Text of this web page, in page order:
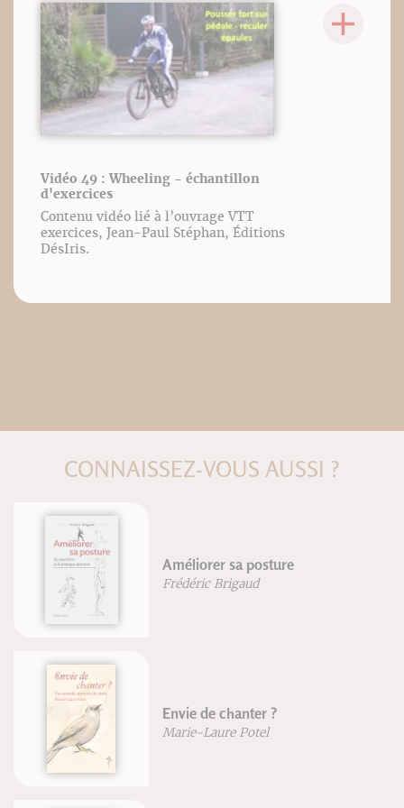
Vidéo 49 : Wheeling - échantillon
d'exercices
Contenu vidéo lié à l’ouvrage VTT
exercices, Jean-Paul Stéphan, Éditions
DésIris.
CONNAISSEZ-VOUS AUSSI ?
Améliorer sa posture
Frédéric Brigaud
Envie de chanter ?
Marie-Laure Potel